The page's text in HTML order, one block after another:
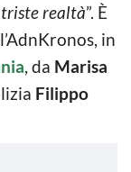
realtà”. È
in
, da Marisa
Filippo